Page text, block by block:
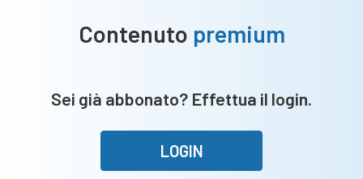
Palazzolo
campione
nella
categoria
Juniores
Contenuto premium
Sei già abbonato? Effettua il login.
LOGIN